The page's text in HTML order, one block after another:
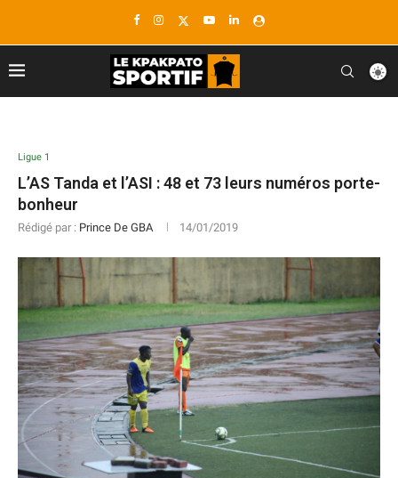
Ligue 1
L’AS Tanda et l’ASI : 48 et 73 leurs numéros porte-
bonheur
Rédigé par : Prince De GBA 14/01/2019